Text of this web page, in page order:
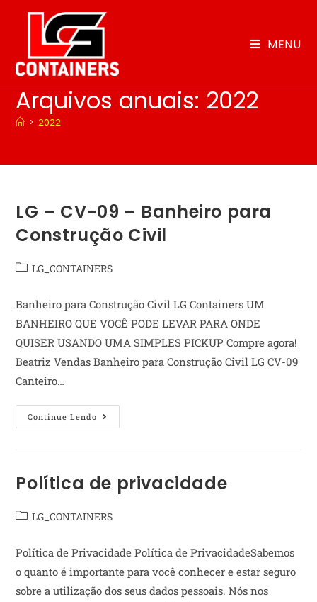
MENU
Arquivos anuais: 2022
> 2022
LG – CV-09 – Banheiro para
Construção Civil
LG_CONTAINERS
Banheiro para Construção Civil LG Containers UM
BANHEIRO QUE VOCÊ PODE LEVAR PARA ONDE
QUISER USANDO UMA SIMPLES PICKUP Compre agora!
Beatriz Vendas Banheiro para Construção Civil LG CV-09
Canteiro…
Continue Lendo
Política de privacidade
LG_CONTAINERS
Política de Privacidade Política de PrivacidadeSabemos
o quanto é importante para você conhecer e estar seguro
sobre a utilização dos seus dados pessoais. Nós nos